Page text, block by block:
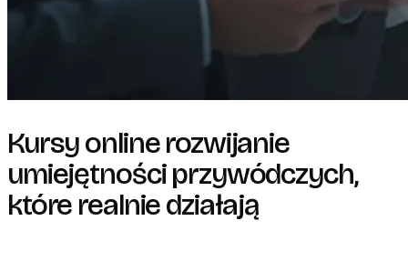
Kursy online rozwijanie
umiejętności przywódczych,
które realnie działają